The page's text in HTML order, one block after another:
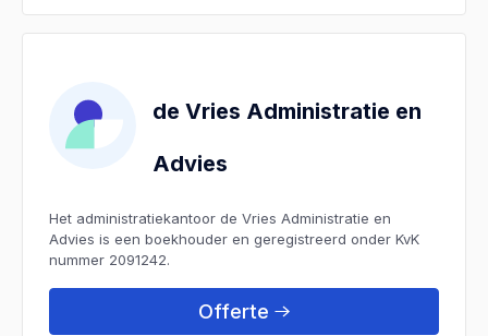
de Vries Administratie en
Advies
Het administratiekantoor de Vries Administratie en
Advies is een boekhouder en geregistreerd onder KvK
nummer 2091242.
Offerte